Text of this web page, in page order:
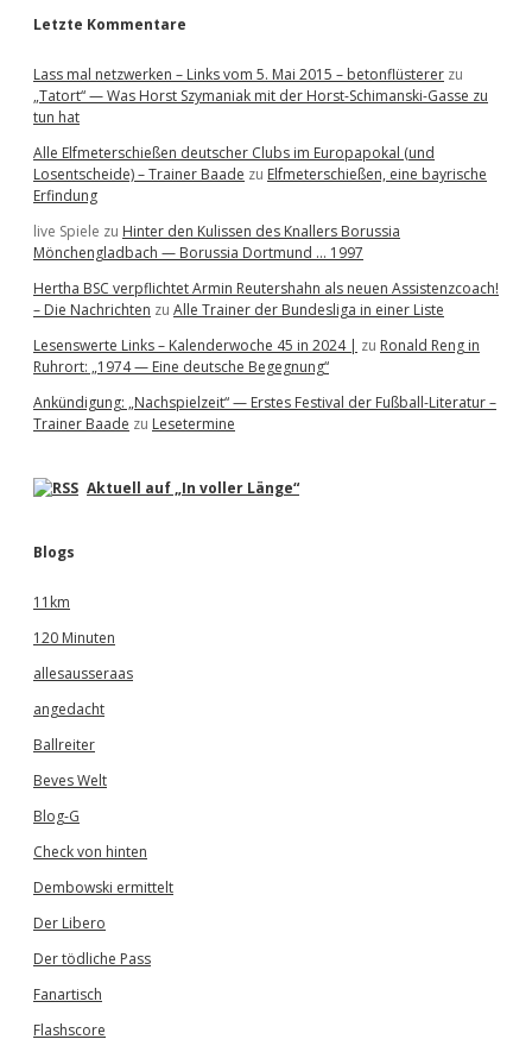
Letzte Kommentare
Lass mal netzwerken – Links vom 5. Mai 2015 – betonflüsterer zu
„Tatort“ — Was Horst Szymaniak mit der Horst-Schimanski-Gasse zu
tun hat
Alle Elfmeterschießen deutscher Clubs im Europapokal (und
Losentscheide) – Trainer Baade zu Elfmeterschießen, eine bayrische
Erfindung
live Spiele zu Hinter den Kulissen des Knallers Borussia
Mönchengladbach — Borussia Dortmund … 1997
Hertha BSC verpflichtet Armin Reutershahn als neuen Assistenzcoach!
– Die Nachrichten zu Alle Trainer der Bundesliga in einer Liste
Lesenswerte Links – Kalenderwoche 45 in 2024 | zu Ronald Reng in
Ruhrort: „1974 — Eine deutsche Begegnung“
Ankündigung: „Nachspielzeit“ — Erstes Festival der Fußball-Literatur –
Trainer Baade zu Lesetermine
Aktuell auf „In voller Länge“
Blogs
11km
120 Minuten
allesausseraas
angedacht
Ballreiter
Beves Welt
Blog-G
Check von hinten
Dembowski ermittelt
Der Libero
Der tödliche Pass
Fanartisch
Flashscore